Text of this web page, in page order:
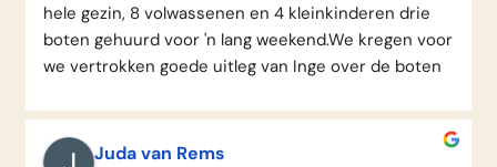
hele gezin, 8 volwassenen en 4 kleinkinderen drie
boten gehuurd voor 'n lang weekend.We kregen voor
we vertrokken goede uitleg van Inge over de boten
mooi privé-strandje op de Litsche Ham was onze
eerste aanlegplaats, de kinderen waren al meteen
Juda van Rems